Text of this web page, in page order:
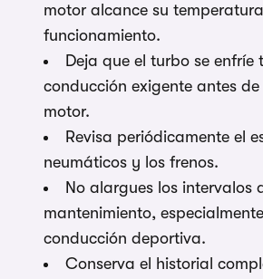
motor alcance su
funcionamiento.
Deja que el turbo se enfríe
conducción exigente antes
motor.
Revisa periódicamente el
neumáticos y los frenos.
No alargues los intervalos
mantenimiento,
conducción deportiva.
Conserva el historial